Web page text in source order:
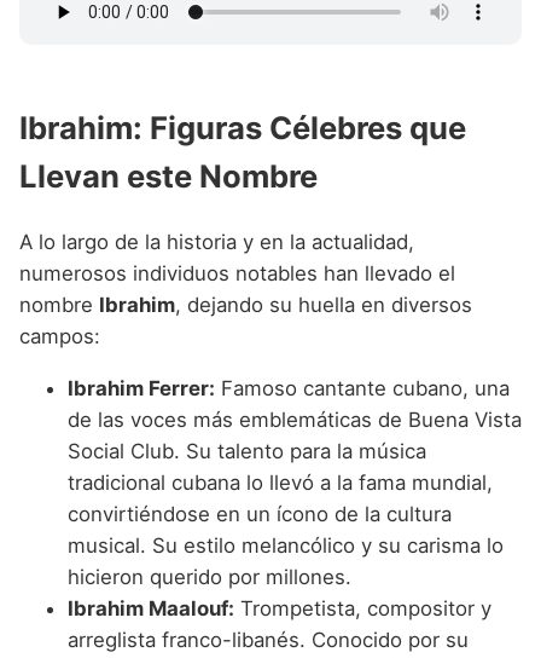
Ibrahim: Figuras Célebres que
Llevan este Nombre
A lo largo de la historia y en la actualidad,
numerosos individuos notables han llevado el
nombre Ibrahim, dejando su huella en diversos
campos:
Ibrahim Ferrer: Famoso cantante cubano, una
de las voces más emblemáticas de Buena Vista
Social Club. Su talento para la música
tradicional cubana lo llevó a la fama mundial,
convirtiéndose en un ícono de la cultura
musical. Su estilo melancólico y su carisma lo
hicieron querido por millones.
Ibrahim Maalouf: Trompetista, compositor y
arreglista franco-libanés. Conocido por su